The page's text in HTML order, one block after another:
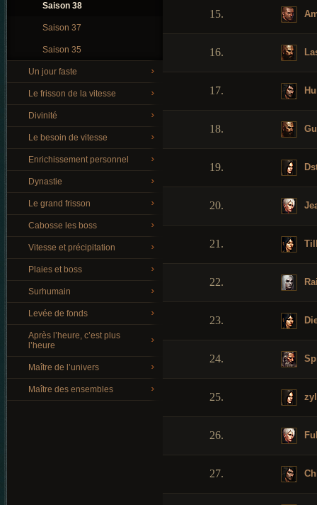
Saison 38
Saison 37
Saison 35
Un jour faste
Le frisson de la vitesse
Divinité
Le besoin de vitesse
Enrichissement personnel
Dynastie
Le grand frisson
Cabosse les boss
Vitesse et précipitation
Plaies et boss
Surhumain
Levée de fonds
Après l’heure, c’est plus
l’heure
Maître de l’univers
Maître des ensembles
15.
16.
17.
18.
19.
20.
21.
22.
23.
24.
25.
26.
27.